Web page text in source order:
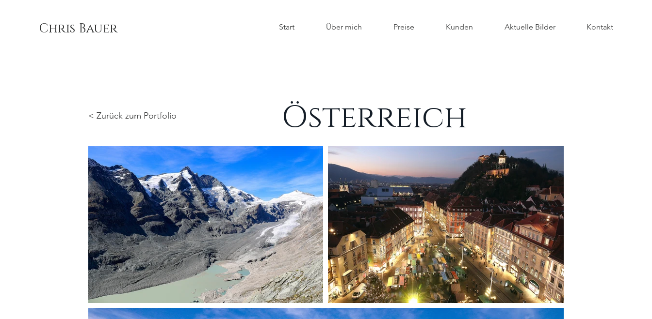
Chris Bauer Start Über mich Preise Kunden Aktuelle Bilder Kontakt
< Zurück zum Portfolio Österreich